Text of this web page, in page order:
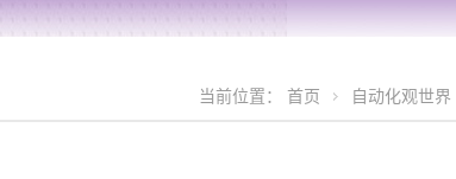
当前位置： 首页 自动化观世界